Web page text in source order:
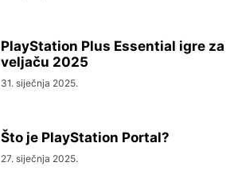
PlayStation Plus Essential igre za
veljaču 2025
31. siječnja 2025.
Što je PlayStation Portal?
27. siječnja 2025.